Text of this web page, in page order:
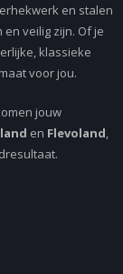
en stalen
veilig zijn. Of je
klassieke
voor jou.
jouw
en Flevoland,